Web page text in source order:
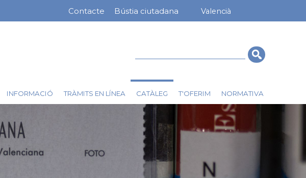
Valencià
Menú
Contacte Bústia ciutadana
INFORMACIÓ TRÀMITS EN LÍNEA CATÀLEG T'OFERIM NORMATIVA